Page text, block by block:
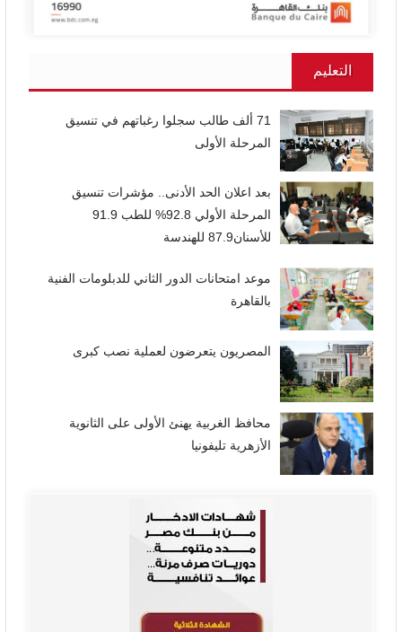
التعليم
71 ألف طالب سجلوا رغباتهم في تنسيق
المرحلة الأولى
بعد اعلان الحد الأدنى.. مؤشرات تنسيق
المرحلة الأولي 92.8% للطب 91.9
للأسنان87.9 للهندسة
موعد امتحانات الدور الثاني للدبلومات الفنية
بالقاهرة
المصريون يتعرضون لعملية نصب كبرى
محافظ الغربية يهنئ الأولى على الثانوية
الأزهرية تليفونيا